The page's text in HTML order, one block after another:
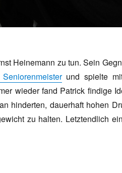
Heinemann zu tun. Sein
und spielte
wieder fand Patrick findige
hinderten, dauerhaft hohen
zu halten. Letztendlich